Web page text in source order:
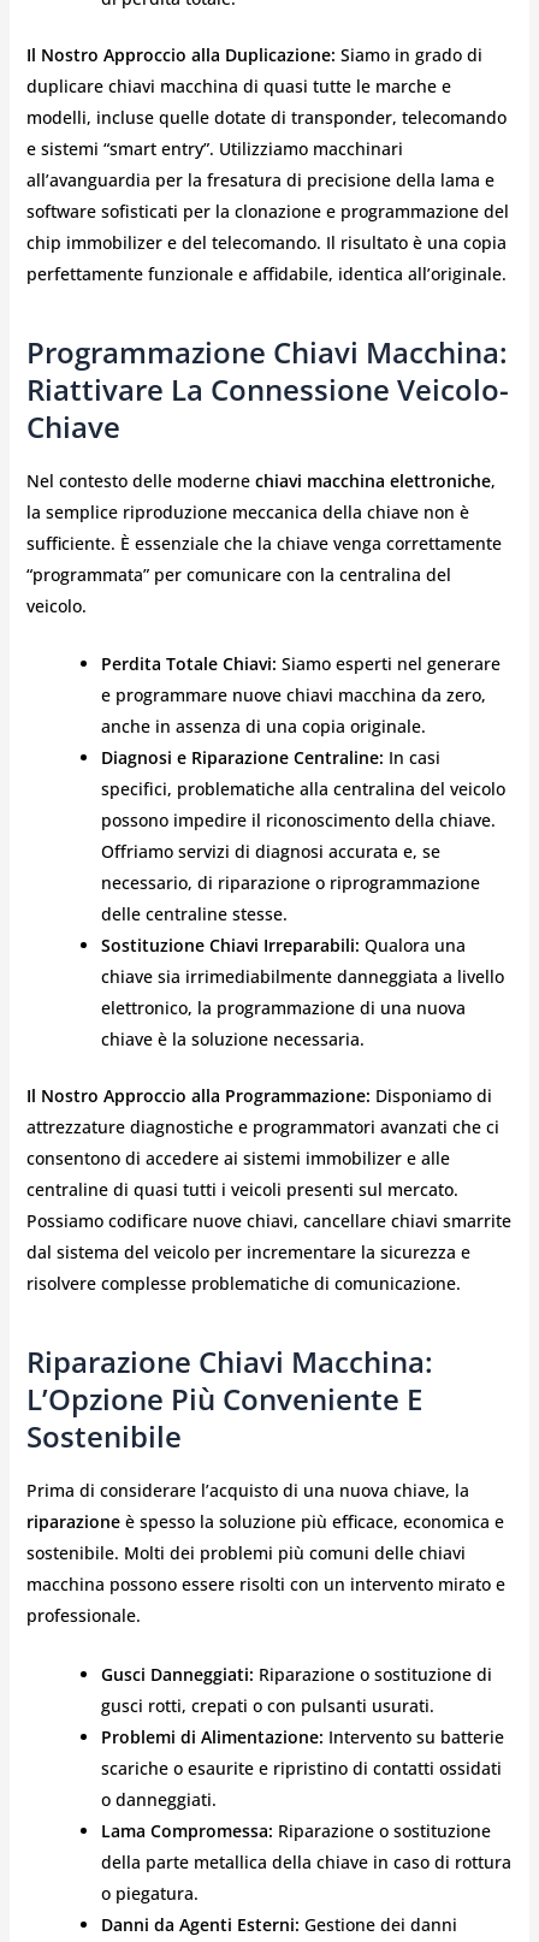
Il Nostro Approccio alla Duplicazione: Siamo in grado di
duplicare chiavi macchina di quasi tutte le marche e
modelli, incluse quelle dotate di transponder, telecomando
e sistemi “smart entry”. Utilizziamo macchinari
all’avanguardia per la fresatura di precisione della lama e
software sofisticati per la clonazione e programmazione del
chip immobilizer e del telecomando. Il risultato è una copia
perfettamente funzionale e affidabile, identica all’originale.
Programmazione Chiavi Macchina:
Riattivare La Connessione Veicolo-
Chiave
Nel contesto delle moderne chiavi macchina elettroniche,
la semplice riproduzione meccanica della chiave non è
sufficiente. È essenziale che la chiave venga correttamente
“programmata” per comunicare con la centralina del
veicolo.
Perdita Totale Chiavi: Siamo esperti nel generare
e programmare nuove chiavi macchina da zero,
anche in assenza di una copia originale.
Diagnosi e Riparazione Centraline: In casi
specifici, problematiche alla centralina del veicolo
possono impedire il riconoscimento della chiave.
Offriamo servizi di diagnosi accurata e, se
necessario, di riparazione o riprogrammazione
delle centraline stesse.
Sostituzione Chiavi Irreparabili: Qualora una
chiave sia irrimediabilmente danneggiata a livello
elettronico, la programmazione di una nuova
chiave è la soluzione necessaria.
Il Nostro Approccio alla Programmazione: Disponiamo di
attrezzature diagnostiche e programmatori avanzati che ci
consentono di accedere ai sistemi immobilizer e alle
centraline di quasi tutti i veicoli presenti sul mercato.
Possiamo codificare nuove chiavi, cancellare chiavi smarrite
dal sistema del veicolo per incrementare la sicurezza e
risolvere complesse problematiche di comunicazione.
Riparazione Chiavi Macchina:
L’Opzione Più Conveniente E
Sostenibile
Prima di considerare l’acquisto di una nuova chiave, la
riparazioneè spesso la soluzione più efficace, economica e
sostenibile. Molti dei problemi più comuni delle chiavi
macchina possono essere risolti con un intervento mirato e
professionale.
Gusci Danneggiati: Riparazione o sostituzione di
gusci rotti, crepati o con pulsanti usurati.
Problemi di Alimentazione: Intervento su batterie
scariche o esaurite e ripristino di contatti ossidati
o danneggiati.
Lama Compromessa: Riparazione o sostituzione
della parte metallica della chiave in caso di rottura
o piegatura.
Danni da Agenti Esterni: Gestione dei danni